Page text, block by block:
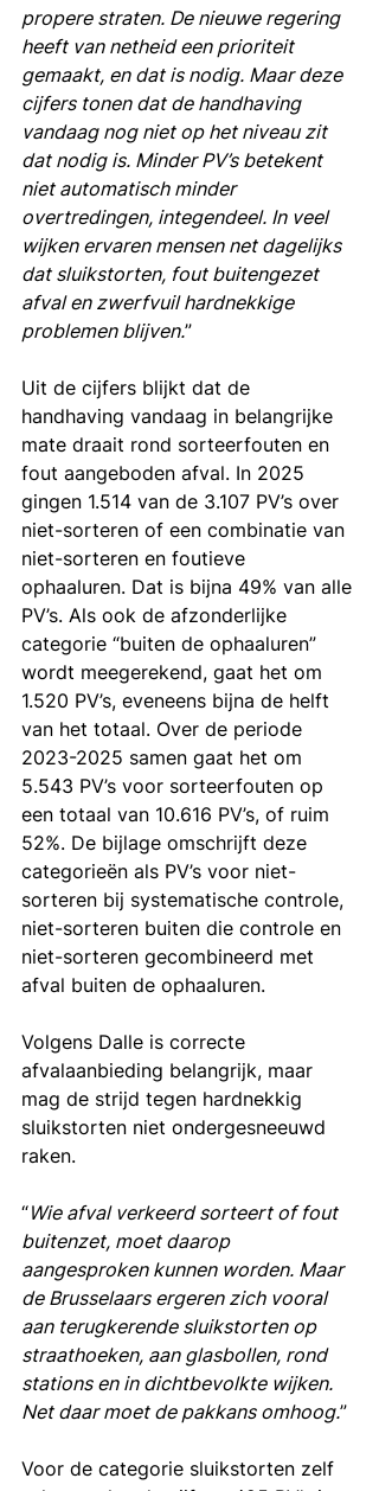
propere straten. De nieuwe regering
heeft van netheid een prioriteit
gemaakt, en dat is nodig. Maar deze
cijfers tonen dat de handhaving
vandaag nog niet op het niveau zit
dat nodig is. Minder PV’s betekent
niet automatisch minder
overtredingen, integendeel. In veel
wijken ervaren mensen net dagelijks
dat sluikstorten, fout buitengezet
afval en zwerfvuil hardnekkige
problemen blijven.”
Uit de cijfers blijkt dat de
handhaving vandaag in belangrijke
mate draait rond sorteerfouten en
fout aangeboden afval. In 2025
gingen 1.514 van de 3.107 PV’s over
niet-sorteren of een combinatie van
niet-sorteren en foutieve
ophaaluren. Dat is bijna 49% van alle
PV’s. Als ook de afzonderlijke
categorie “buiten de ophaaluren”
wordt meegerekend, gaat het om
1.520 PV’s, eveneens bijna de helft
van het totaal. Over de periode
2023-2025 samen gaat het om
5.543 PV’s voor sorteerfouten op
een totaal van 10.616 PV’s, of ruim
52%. De bijlage omschrijft deze
categorieën als PV’s voor niet-
sorteren bij systematische controle,
niet-sorteren buiten die controle en
niet-sorteren gecombineerd met
afval buiten de ophaaluren.
Volgens Dalle is correcte
afvalaanbieding belangrijk, maar
mag de strijd tegen hardnekkig
sluikstorten niet ondergesneeuwd
raken.
“Wie afval verkeerd sorteert of fout
buitenzet, moet daarop
aangesproken kunnen worden. Maar
de Brusselaars ergeren zich vooral
aan terugkerende sluikstorten op
straathoeken, aan glasbollen, rond
stations en in dichtbevolkte wijken.
Net daar moet de pakkans omhoog.”
Voor de categorie sluikstorten zelf